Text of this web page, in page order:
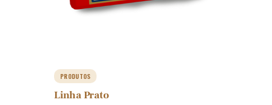
PRODUTOS
Linha Prato